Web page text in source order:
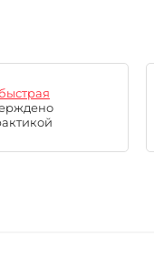
быстрая